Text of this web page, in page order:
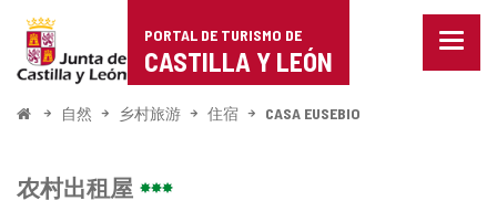
Portal
de
Turismo
Castilla
PORTAL DE TURISMO DE
CASTILLA Y LEÓN
菜
开
自然 乡村旅游 住宿 CASA EUSEBIO
农村出租屋